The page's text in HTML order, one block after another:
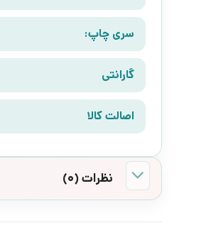
سری چاپ:
گارانتی
اصالت کالا
نظرات (0)